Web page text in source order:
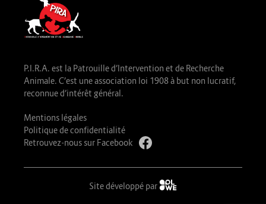
P.I.R.A. est la Patrouille d’Intervention et de Recherche
Animale. C’est une association loi 1908 à but non lucratif,
reconnue d’intérêt général.
Mentions légales
Politique de confidentialité
Retrouvez-nous sur Facebook
Site développé par